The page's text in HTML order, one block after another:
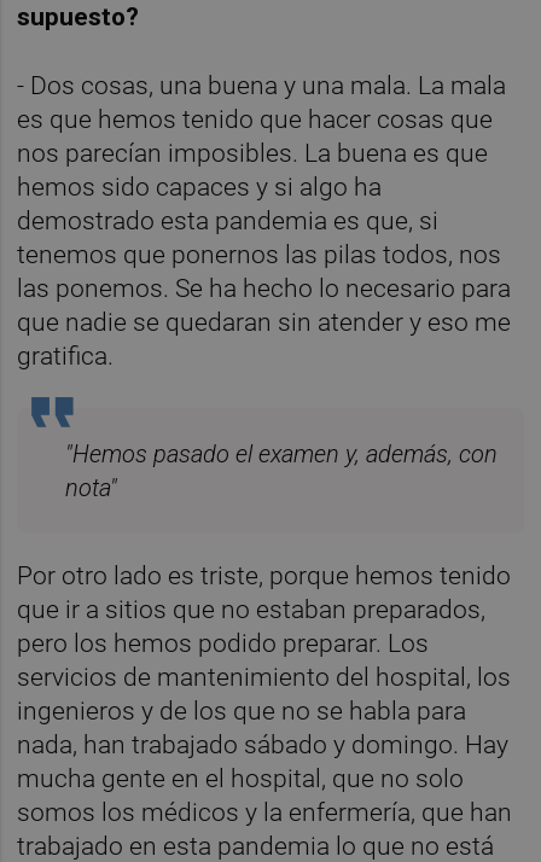
supuesto?
- Dos cosas, una buena y una mala. La mala
es que hemos tenido que hacer cosas que
nos parecían imposibles. La buena es que
hemos sido capaces y si algo ha
demostrado esta pandemia es que, si
tenemos que ponernos las pilas todos, nos
las ponemos. Se ha hecho lo necesario para
que nadie se quedaran sin atender y eso me
gratifica.
"Hemos pasado el examen y, además, con
nota"
Por otro lado es triste, porque hemos tenido
que ir a sitios que no estaban preparados,
pero los hemos podido preparar. Los
servicios de mantenimiento del hospital, los
ingenieros y de los que no se habla para
nada, han trabajado sábado y domingo. Hay
mucha gente en el hospital, que no solo
somos los médicos y la enfermería, que han
trabajado en esta pandemia lo que no está